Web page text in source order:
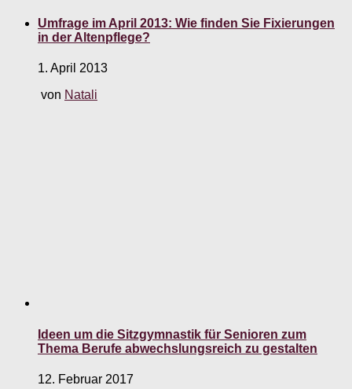
Umfrage im April 2013: Wie finden Sie Fixierungen
in der Altenpflege?
1. April 2013
von Natali
Ideen um die Sitzgymnastik für Senioren zum
Thema Berufe abwechslungsreich zu gestalten
12. Februar 2017